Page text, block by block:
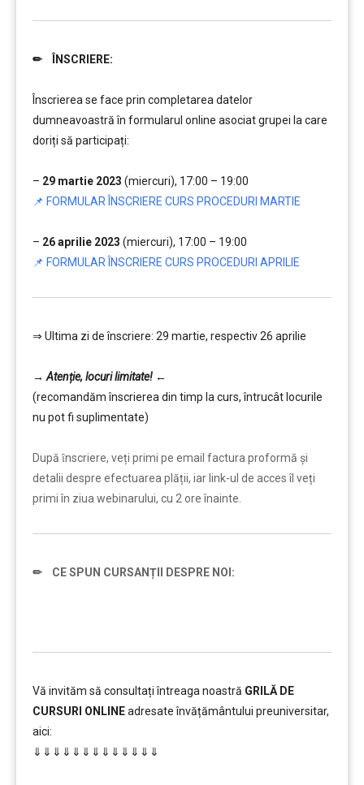
✏ ÎNSCRIERE:
Înscrierea se face prin completarea datelor
dumneavoastră în formularul online asociat grupei la care
doriți să participați:
– 29 martie 2023 (miercuri), 17:00 – 19:00
📌 FORMULAR ÎNSCRIERE CURS PROCEDURI MARTIE
– 26 aprilie 2023 (miercuri), 17:00 – 19:00
📌 FORMULAR ÎNSCRIERE CURS PROCEDURI APRILIE
⇒ Ultima zi de înscriere: 29 martie, respectiv 26 aprilie
→ Atenție, locuri limitate! ←
(recomandăm înscrierea din timp la curs, întrucât locurile
nu pot fi suplimentate)
După ȋnscriere, veți primi pe email factura proformă și
detalii despre efectuarea plății, iar link-ul de acces îl veți
primi în ziua webinarului, cu 2 ore înainte.
✏ CE SPUN CURSANȚII DESPRE NOI:
Vă invităm să consultați întreaga noastră GRILĂ DE
CURSURI ONLINEadresate învățământului preuniversitar,
aici:
⇓⇓⇓⇓⇓⇓⇓⇓⇓⇓⇓⇓⇓